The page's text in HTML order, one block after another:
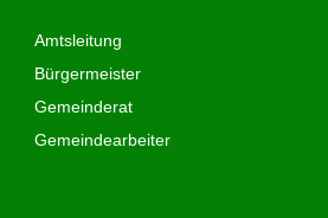
Amtsleitung
Bürgermeister
Gemeinderat
Gemeindearbeiter